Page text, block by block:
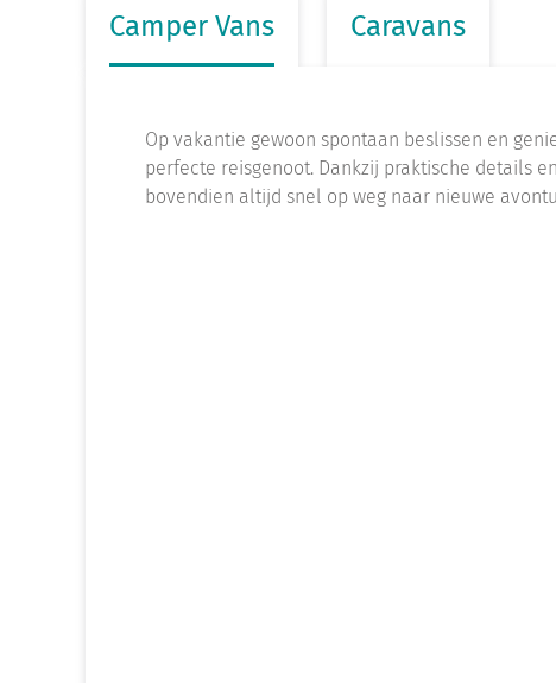
Camper Vans Caravans
Op vakantie gewoon spontaan beslissen en
perfecte reisgenoot. Dankzij praktische details
bovendien altijd snel op weg naar nieuwe